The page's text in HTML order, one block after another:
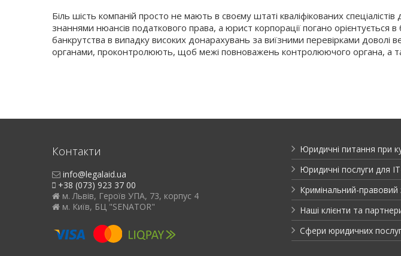
Біль шість компаній просто не мають в своєму штаті кваліфікованих
знаннями нюансів податкового права, а юрист корпорації погано
банкрутства в випадку високих донарахувань за виїзними перевірками доволі
органами, проконтролюють, щоб межі повноважень контролюючого органа, а
Контакти
info@legalaid.ua
+38 (073) 923 37 00
м. Львів, Героїв УПА, 73, корпус 4
м. Київ, БЦ "SENATOR"
Юридичні питання при
Юридичні послуги для
Кримінальний-правовий
Наші клієнти та
Сфери юридичних